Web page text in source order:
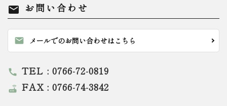
mail お問い合わせ
mail メールでのお問い合わせはこちら
call TEL : 0766-72-0819
router FAX : 0766-74-3842